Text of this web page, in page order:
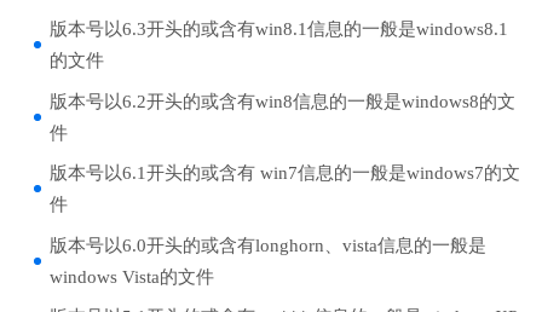
版本号以6.3开头的或含有win8.1信息的一般是windows8.1
的文件
版本号以6.2开头的或含有win8信息的一般是windows8的文
件
版本号以6.1开头的或含有 win7信息的一般是windows7的文
件
版本号以6.0开头的或含有longhorn、vista信息的一般是
windows Vista的文件